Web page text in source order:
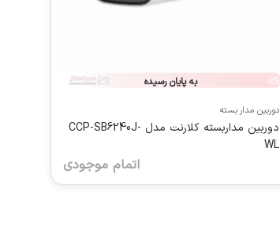
به پایان رسیده
دوربین مدار بسته
دوربین مداربسته کلارنت مدل CCP-SB6240J-
WL
اتمام موجودی